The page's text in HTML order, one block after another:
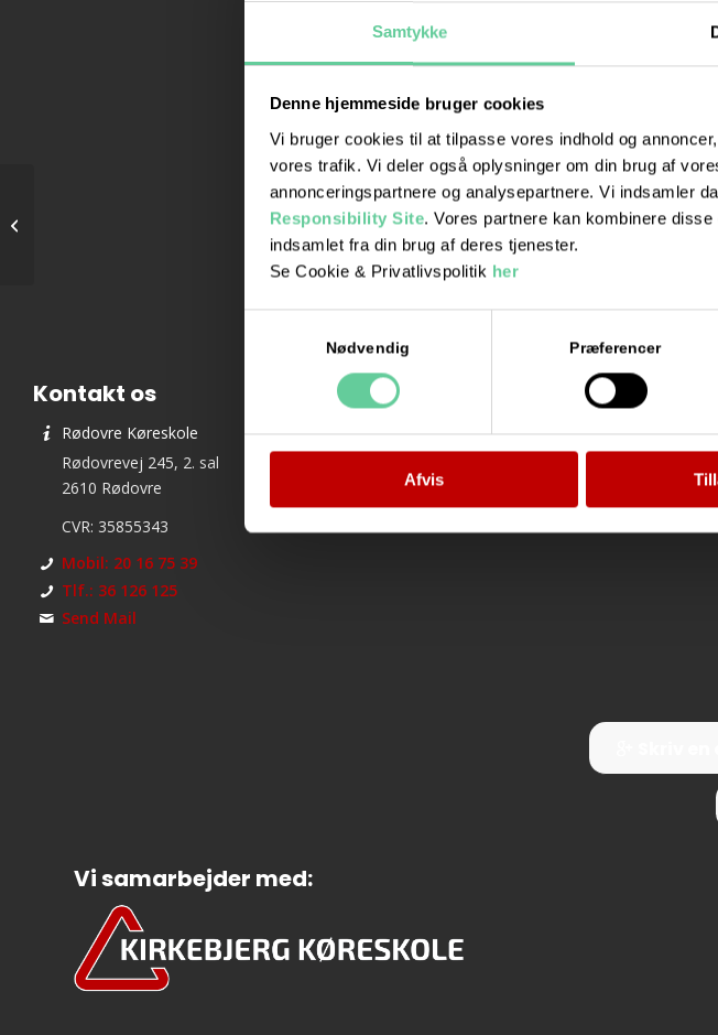
Samtykke
Denne hjemmeside bruger cookies
Vi bruger cookies til at tilpasse vores indhold og
vores trafik. Vi deler også oplysninger om din brug af
annonceringspartnere og analysepartnere. Vi indsamler
Responsibility Site. Vores partnere kan kombinere
indsamlet fra din brug af deres tjenester.
Se Cookie & Privatlivspolitik her
Nødvendig Præferencer
Afvis
Vi er medlem af:
Kontakt os
Rødovre Køreskole
Rødovrevej 245, 2. sal
2610 Rødovre
CVR: 35855343
Mobil: 20 16 75 39
Tlf.: 36 126 125
Send Mail
Vi samarbejder med: